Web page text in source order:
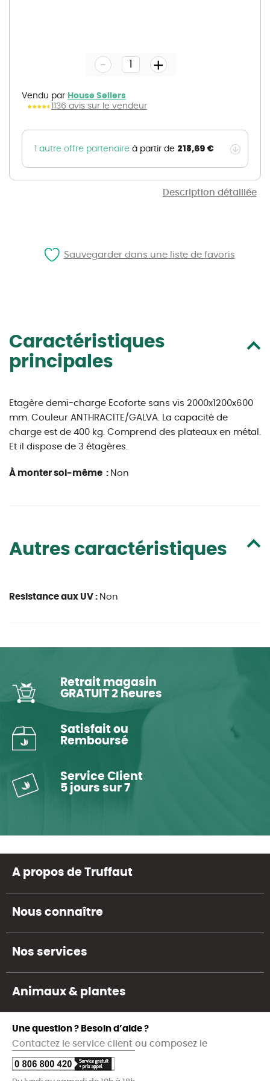
Description détaillée
gallery
Vendu par House Sellers
1136 avis sur le vendeur
- +
1 autre offre partenaire à partir de 218,69 €
Caractéristiques
principales
Etagère demi-charge Ecoforte sans vis 2000x1200x600
mm. Couleur ANTHRACITE/GALVA. La capacité de
charge est de 400 kg. Comprend des plateaux en métal.
Et il dispose de 3 étagères.
À monter soi-même : Non
Autres caractéristiques
Resistance aux UV : Non
Sauvegarder dans une liste de favoris
Retrait magasin
GRATUIT 2 heures
Satisfait ou
Remboursé
Service Client
5 jours sur 7
A propos de Truffaut
Nous connaître
Nos services
Animaux & plantes
Une question ? Besoin d’aide ?
Contactez le service client ou composez le